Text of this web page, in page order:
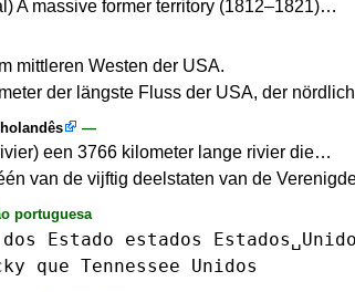
A massive former territory (1812–1821)…
mittleren Westen der USA.
der längste Fluss der USA, der
holandês —
een 3766 kilometer lange rivier die…
van de vijftig deelstaten van de
portuguesa
dos Estado estados
que Tennessee Unidos